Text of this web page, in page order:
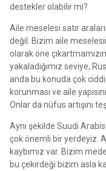
destekler olabilir mi?
Aile meselesi satır
değil. Bizim aile
olarak öne
yakaladığımız seviye,
anda bu konuda çok ciddi
korunması ve aile
Onlar da nüfus artışını
Aynı şekilde Suudi
çok önemli bir yerdeyiz.
kaybımız var. Bizim
bu çekirdeği bizim asla